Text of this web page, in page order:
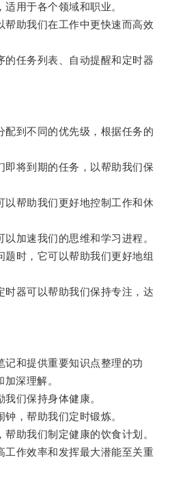
用于各个领域和职业。
助我们在工作中更快速而高效
任务列表、自动提醒和定时器
到不同的优先级，根据任务的
将到期的任务，以帮助我们保
帮助我们更好地控制工作和休
加速我们的思维和学习进程。
时，它可以帮助我们更好地组
器可以帮助我们保持专注，达
和提供重要知识点整理的功
深理解。
们保持身体健康。
，帮助我们定时锻炼。
助我们制定健康的饮食计划。
作效率和发挥最大潜能至关重